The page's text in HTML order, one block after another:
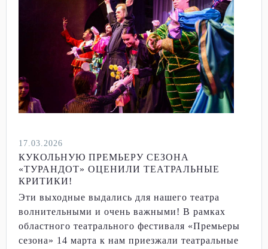
17.03.2026
КУКОЛЬНУЮ ПРЕМЬЕРУ СЕЗОНА
«ТУРАНДОТ» ОЦЕНИЛИ ТЕАТРАЛЬНЫЕ
КРИТИКИ!
Эти выходные выдались для нашего театра
волнительными и очень важными! В рамках
областного театрального фестиваля «Премьеры
сезона» 14 марта к нам приезжали театральные